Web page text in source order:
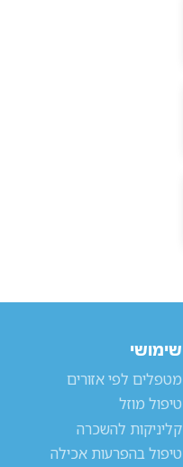
שימושי
מטפלים לפי אזורים
טיפול מוזל
קליניקות להשכרה
טיפול בהפרעות אכילה